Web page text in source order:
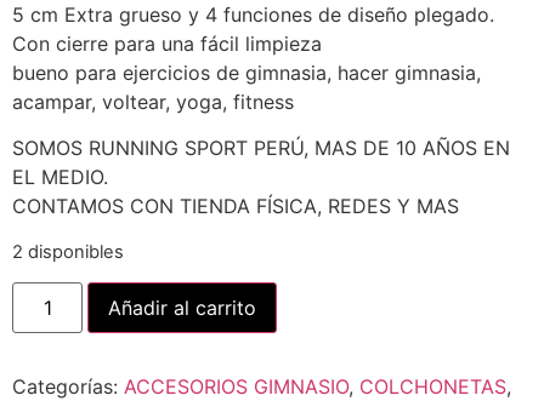
5 cm Extra grueso y 4 funciones de diseño plegado.
Con cierre para una fácil limpieza
bueno para ejercicios de gimnasia, hacer gimnasia,
acampar, voltear, yoga, fitness
SOMOS RUNNING SPORT PERÚ, MAS DE 10 AÑOS EN
EL MEDIO.
CONTAMOS CON TIENDA FÍSICA, REDES Y MAS
2 disponibles
Añadir al carrito
Categorías: ACCESORIOS GIMNASIO, COLCHONETAS,